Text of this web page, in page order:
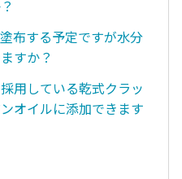
布する予定ですが水分
すか？
用している乾式クラッ
オイルに添加できます